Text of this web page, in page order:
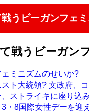
うビーガンフェ
戦うビーガン
ミニズムのせいか?
ト大統領? 文政府、
ストライキに座り込
・8国際女性デーを迎